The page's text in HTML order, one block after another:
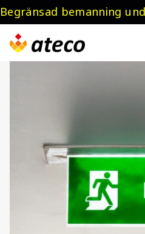
Begränsad bemanning